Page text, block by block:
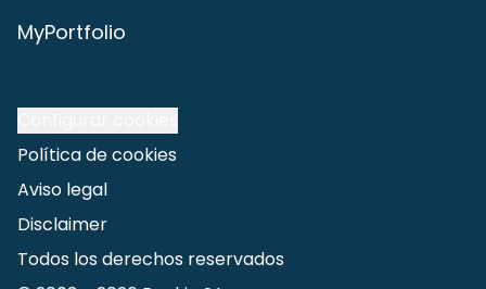
MyPortfolio
Política de cookies
Aviso legal
Disclaimer
Todos los derechos reservados